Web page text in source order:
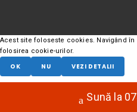
Sună la
Acest site foloseste cookies. Navigând
folosirea cookie-urilor.
OK
NU VEZI DETALII